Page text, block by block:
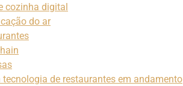
cozinha digital
do ar
de restaurantes em andamento